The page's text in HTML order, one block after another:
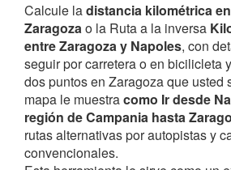
Calcule ladistancia kilométrica
Zaragozao la Ruta a la inversa
entre Zaragoza y Napoles, con
seguir por carretera o en bicilicleta
dos puntos en Zaragoza que usted
mapa le muestracomo Ir desde
región de Campania hasta
rutas alternativas por autopistas y
convencionales.